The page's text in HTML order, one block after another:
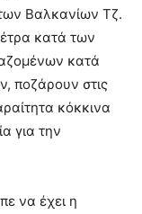
Βαλκανίων Τζ.
κατά των
κατά
ποζάρουν στις
κόκκινα
για την
να έχει η